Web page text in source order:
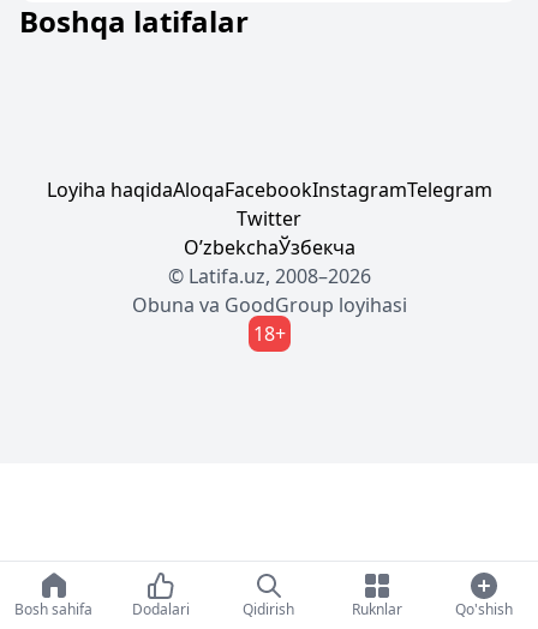
Boshqa latifalar
Loyiha haqidaAloqaFacebookInstagramTelegram
Twitter
OʼzbekchaЎзбекча
© Latifa.uz, 2008–2026
Obuna va GoodGroup loyihasi
18+
Bosh sahifa Dodalari Qidirish Ruknlar Qo'shish